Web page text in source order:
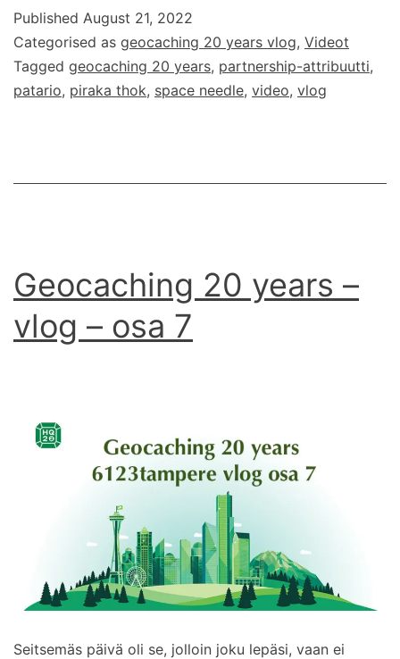
–
vlog
–
osa
Published August 21, 2022
Categorised as geocaching 20 years vlog, Videot
Tagged geocaching 20 years, partnership-attribuutti,
patario, piraka thok, space needle, video, vlog
Geocaching 20 years –
vlog – osa 7
Seitsemäs päivä oli se, jolloin joku lepäsi, vaan ei